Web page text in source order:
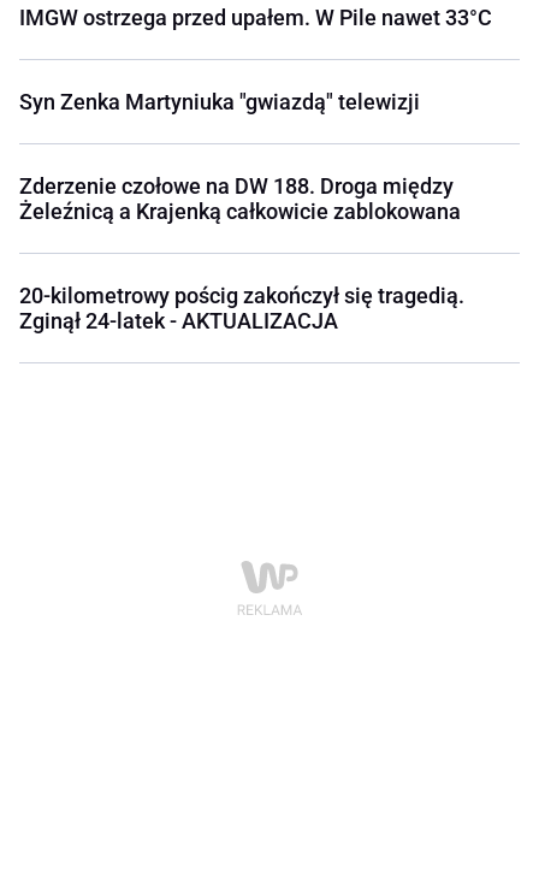
IMGW ostrzega przed upałem. W Pile nawet 33°C
Syn Zenka Martyniuka "gwiazdą" telewizji
Zderzenie czołowe na DW 188. Droga między
Żeleźnicą a Krajenką całkowicie zablokowana
20-kilometrowy pościg zakończył się tragedią.
Zginął 24-latek - AKTUALIZACJA